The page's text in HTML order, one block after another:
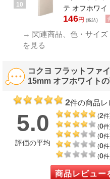
10
テ オフホワイ
146円 (税込)
→ 関連商品、色・サイ
を見る
コクヨ フラットファ
15mm オフホワイト
2件の商品レ
5.0
評価の平均
(2
(0
(0
(0
(0
商品レビュー